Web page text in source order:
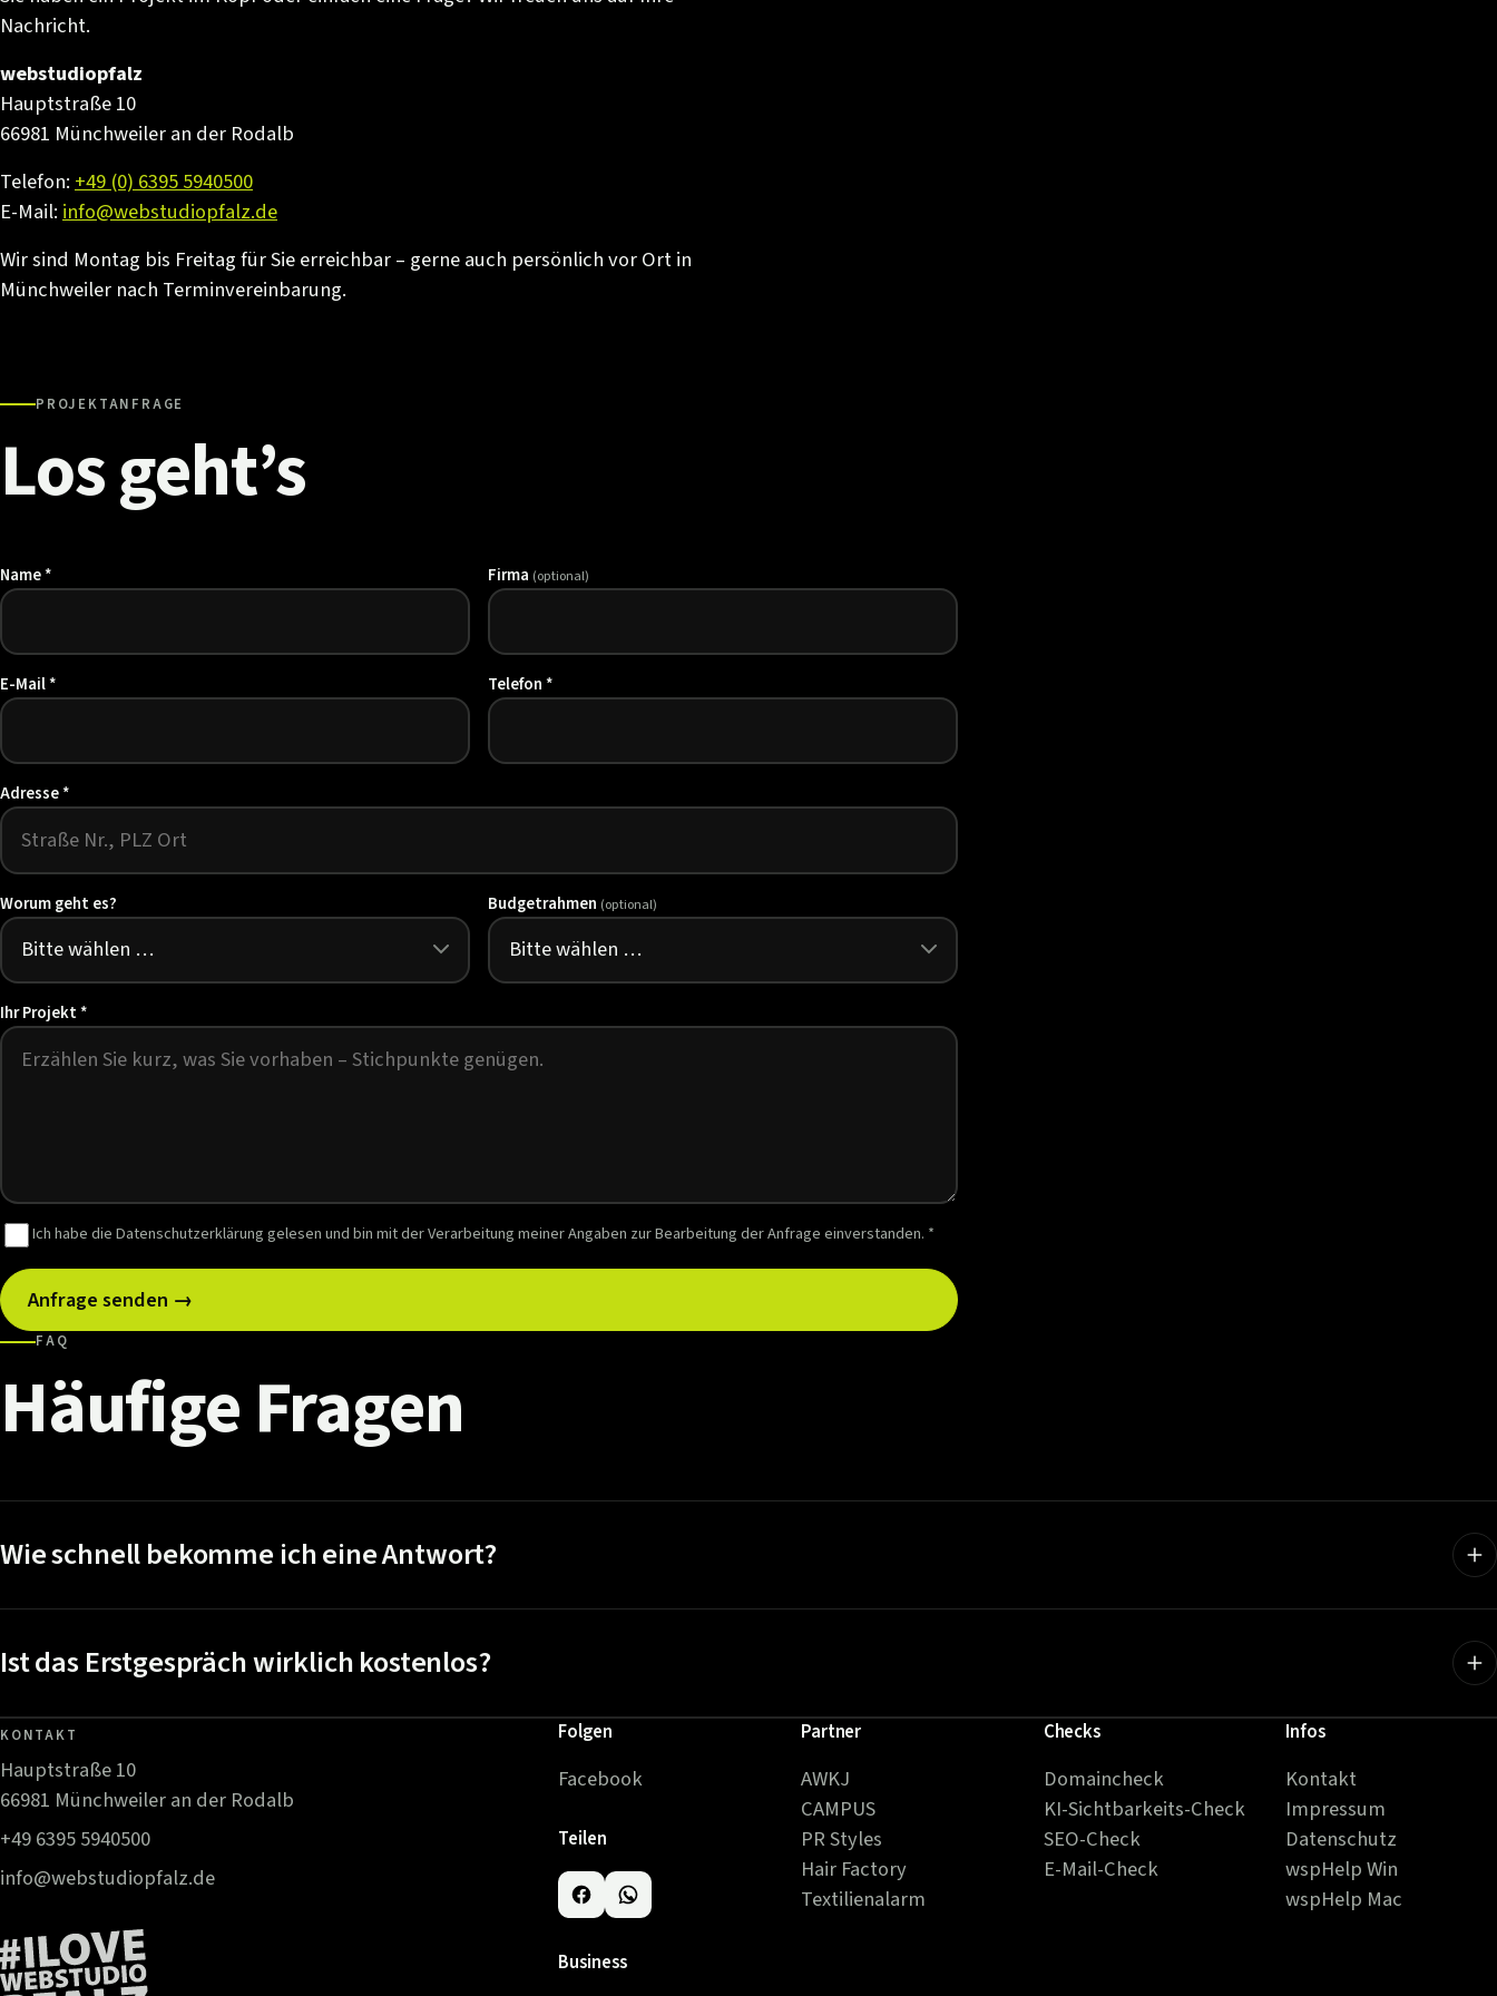
Nachricht.
webstudiopfalz
Hauptstraße 10
66981 Münchweiler an der Rodalb
Telefon: +49 (0) 6395 5940500
E-Mail: info@webstudiopfalz.de
Wir sind Montag bis Freitag für Sie erreichbar – gerne auch persönlich vor Ort in
Münchweiler nach Terminvereinbarung.
PROJEKTANFRAGE
Losgeht’s
Bitte
leer
lassen
Name * Firma (optional)
E-Mail * Telefon *
Adresse *
Worum geht es? Budgetrahmen (optional)
Ihr Projekt *
Ich habe dieDatenschutzerklärunggelesen und bin mit der Verarbeitung meiner Angaben zur Bearbeitung der Anfrage einverstanden. *
Anfrage senden →
FAQ
HäufigeFragen
Wie schnell bekomme ich eine Antwort?
Ist das Erstgespräch wirklich kostenlos?
KONTAKT
Hauptstraße 10
66981 Münchweiler an der Rodalb
+49 6395 5940500
info@webstudiopfalz.de
Folgen
Facebook
Teilen
Partner
AWKJ
CAMPUS
PR Styles
Hair Factory
Textilienalarm
Checks
Domaincheck
KI-Sichtbarkeits-Check
SEO-Check
E-Mail-Check
Infos
Kontakt
Impressum
Datenschutz
wspHelp Win
wspHelp Mac
Business